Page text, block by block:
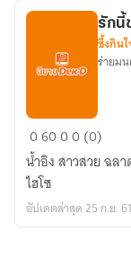
รัก
นี้
ของ
ฉัน
คือ
รักนี้
ซึ้งกิน
ร่ายม
06000 (0)
น้ำอิง สาวสวย ฉล
ไฮโซ
อัปเดตล่าสุด 25 ก.ย.